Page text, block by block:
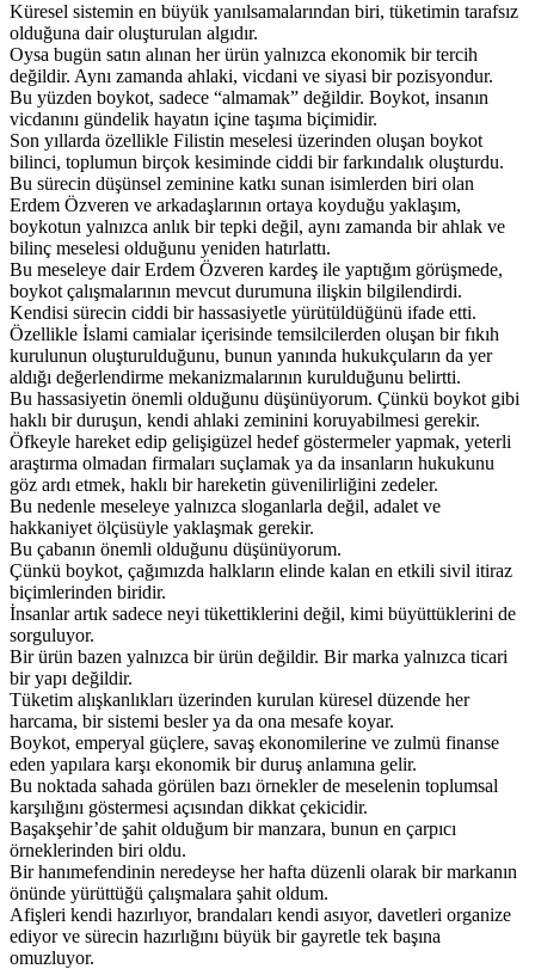
Küresel sistemin en büyük yanılsamalarından biri, tüketimin tarafsız
olduğuna dair oluşturulan algıdır.
Oysa bugün satın alınan her ürün yalnızca ekonomik bir tercih
değildir. Aynı zamanda ahlaki, vicdani ve siyasi bir pozisyondur.
Bu yüzden boykot, sadece “almamak” değildir. Boykot, insanın
vicdanını gündelik hayatın içine taşıma biçimidir.
Son yıllarda özellikle Filistin meselesi üzerinden oluşan boykot
bilinci, toplumun birçok kesiminde ciddi bir farkındalık oluşturdu.
Bu sürecin düşünsel zeminine katkı sunan isimlerden biri olan
Erdem Özveren ve arkadaşlarının ortaya koyduğu yaklaşım,
boykotun yalnızca anlık bir tepki değil, aynı zamanda bir ahlak ve
bilinç meselesi olduğunu yeniden hatırlattı.
Bu meseleye dair Erdem Özveren kardeş ile yaptığım görüşmede,
boykot çalışmalarının mevcut durumuna ilişkin bilgilendirdi.
Kendisi sürecin ciddi bir hassasiyetle yürütüldüğünü ifade etti.
Özellikle İslami camialar içerisinde temsilcilerden oluşan bir fıkıh
kurulunun oluşturulduğunu, bunun yanında hukukçuların da yer
aldığı değerlendirme mekanizmalarının kurulduğunu belirtti.
Bu hassasiyetin önemli olduğunu düşünüyorum. Çünkü boykot gibi
haklı bir duruşun, kendi ahlaki zeminini koruyabilmesi gerekir.
Öfkeyle hareket edip gelişigüzel hedef göstermeler yapmak, yeterli
araştırma olmadan firmaları suçlamak ya da insanların hukukunu
göz ardı etmek, haklı bir hareketin güvenilirliğini zedeler.
Bu nedenle meseleye yalnızca sloganlarla değil, adalet ve
hakkaniyet ölçüsüyle yaklaşmak gerekir.
Bu çabanın önemli olduğunu düşünüyorum.
Çünkü boykot, çağımızda halkların elinde kalan en etkili sivil itiraz
biçimlerinden biridir.
İnsanlar artık sadece neyi tükettiklerini değil, kimi büyüttüklerini de
sorguluyor.
Bir ürün bazen yalnızca bir ürün değildir. Bir marka yalnızca ticari
bir yapı değildir.
Tüketim alışkanlıkları üzerinden kurulan küresel düzende her
harcama, bir sistemi besler ya da ona mesafe koyar.
Boykot, emperyal güçlere, savaş ekonomilerine ve zulmü finanse
eden yapılara karşı ekonomik bir duruş anlamına gelir.
Bu noktada sahada görülen bazı örnekler de meselenin toplumsal
karşılığını göstermesi açısından dikkat çekicidir.
Başakşehir’de şahit olduğum bir manzara, bunun en çarpıcı
örneklerinden biri oldu.
Bir hanımefendinin neredeyse her hafta düzenli olarak bir markanın
önünde yürüttüğü çalışmalara şahit oldum.
Afişleri kendi hazırlıyor, brandaları kendi asıyor, davetleri organize
ediyor ve sürecin hazırlığını büyük bir gayretle tek başına
omuzluyor.